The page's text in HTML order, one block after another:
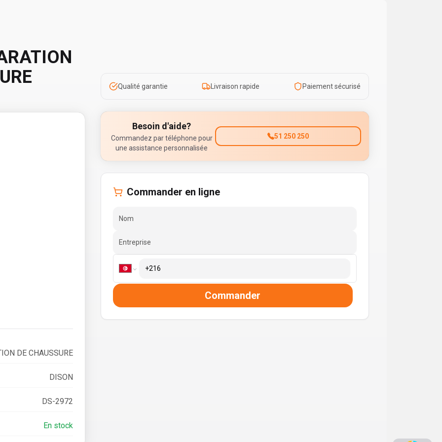
DE CHAUSSURE
DISON
DS-2972
En stock
Qualité garantie Livraison rapide Paiement sécurisé
Besoin d'aide?
Commandez par téléphone pour
une assistance personnalisée
51 250 250
Commander en ligne
Nom
Entreprise
Commander